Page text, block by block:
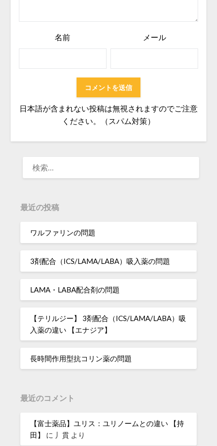
名前 メール
日本語が含まれない投稿は無視されますのでご注意
ください。（スパム対策）
最近の投稿
ワルファリンの問題
3剤配合（ICS/LAMA/LABA）吸入薬の問題
LAMA・LABA配合剤の問題
【テリルジー】 3剤配合（ICS/LAMA/LABA）吸
入薬の違い 【エナジア】
長時間作用型抗コリン薬の問題
最近のコメント
【富士薬品】ユリス：ユリノームとの違い 【持
田】
に 丿貫 より